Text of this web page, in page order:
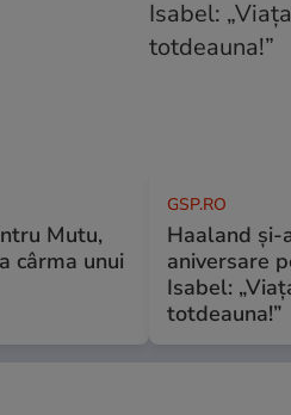
Mutu,
cârma unui
GSP.RO
Haaland
aniversare
Isabel:
totdeauna!”